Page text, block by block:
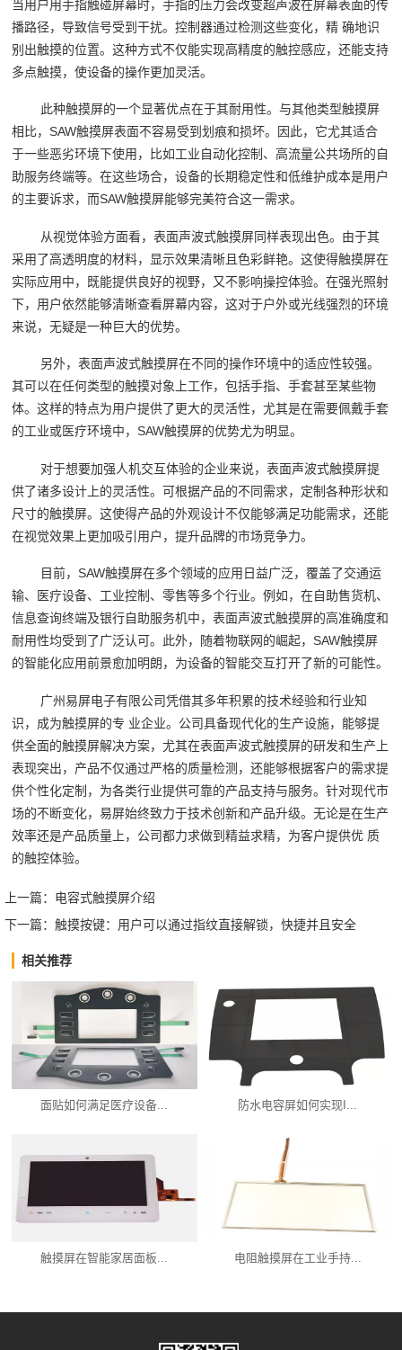
当用户用手指触碰屏幕时，手指的压力会改变超声波在屏幕表面的传
播路径，导致信号受到干扰。控制器通过检测这些变化，精 确地识
别出触摸的位置。这种方式不仅能实现高精度的触控感应，还能支持
多点触摸，使设备的操作更加灵活。
此种触摸屏的一个显著优点在于其耐用性。与其他类型触摸屏
相比，SAW触摸屏表面不容易受到划痕和损坏。因此，它尤其适合
于一些恶劣环境下使用，比如工业自动化控制、高流量公共场所的自
助服务终端等。在这些场合，设备的长期稳定性和低维护成本是用户
的主要诉求，而SAW触摸屏能够完美符合这一需求。
从视觉体验方面看，表面声波式触摸屏同样表现出色。由于其
采用了高透明度的材料，显示效果清晰且色彩鲜艳。这使得触摸屏在
实际应用中，既能提供良好的视野，又不影响操控体验。在强光照射
下，用户依然能够清晰查看屏幕内容，这对于户外或光线强烈的环境
来说，无疑是一种巨大的优势。
另外，表面声波式触摸屏在不同的操作环境中的适应性较强。
其可以在任何类型的触摸对象上工作，包括手指、手套甚至某些物
体。这样的特点为用户提供了更大的灵活性，尤其是在需要佩戴手套
的工业或医疗环境中，SAW触摸屏的优势尤为明显。
对于想要加强人机交互体验的企业来说，表面声波式触摸屏提
供了诸多设计上的灵活性。可根据产品的不同需求，定制各种形状和
尺寸的触摸屏。这使得产品的外观设计不仅能够满足功能需求，还能
在视觉效果上更加吸引用户，提升品牌的市场竞争力。
目前，SAW触摸屏在多个领域的应用日益广泛，覆盖了交通运
输、医疗设备、工业控制、零售等多个行业。例如，在自助售货机、
信息查询终端及银行自助服务机中，表面声波式触摸屏的高准确度和
耐用性均受到了广泛认可。此外，随着物联网的崛起，SAW触摸屏
的智能化应用前景愈加明朗，为设备的智能交互打开了新的可能性。
广州易屏电子有限公司凭借其多年积累的技术经验和行业知
识，成为触摸屏的专 业企业。公司具备现代化的生产设施，能够提
供全面的触摸屏解决方案，尤其在表面声波式触摸屏的研发和生产上
表现突出，产品不仅通过严格的质量检测，还能够根据客户的需求提
供个性化定制，为各类行业提供可靠的产品支持与服务。针对现代市
场的不断变化，易屏始终致力于技术创新和产品升级。无论是在生产
效率还是产品质量上，公司都力求做到精益求精，为客户提供优 质
的触控体验。‍
上一篇： 电容式触摸屏介绍
下一篇： 触摸按键：用户可以通过指纹直接解锁，快捷并且安全
相关推荐
面贴如何满足医疗设备... 防水电容屏如何实现I...
触摸屏在智能家居面板... 电阻触摸屏在工业手持...
产品中心